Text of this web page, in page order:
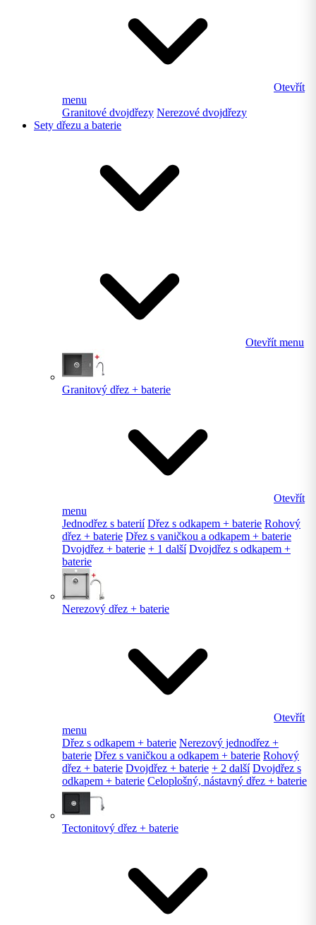
Otevřít
menu
Granitové dvojdřezy Nerezové dvojdřezy
Sety dřezu a baterie
Otevřít menu
Granitový dřez + baterie
Otevřít
menu
Jednodřez s baterií Dřez s odkapem + baterie Rohový
dřez + baterie Dřez s vaničkou a odkapem + baterie
Dvojdřez + baterie + 1 další Dvojdřez s odkapem +
baterie
Nerezový dřez + baterie
Otevřít
menu
Dřez s odkapem + baterie Nerezový jednodřez +
baterie Dřez s vaničkou a odkapem + baterie Rohový
dřez + baterie Dvojdřez + baterie + 2 další Dvojdřez s
odkapem + baterie Celoplošný, nástavný dřez + baterie
Tectonitový dřez + baterie